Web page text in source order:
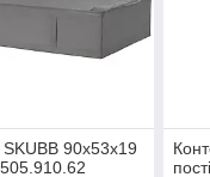
90x53x19